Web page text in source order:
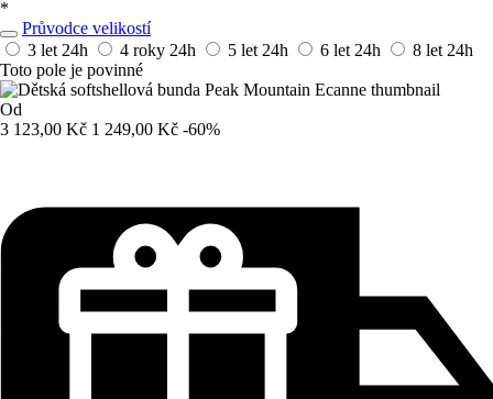
*
Průvodce velikostí
3 let 24h 4 roky 24h 5 let 24h 6 let 24h 8 let 24h
Toto pole je povinné
Od
3 123,00 Kč 1 249,00 Kč -60%